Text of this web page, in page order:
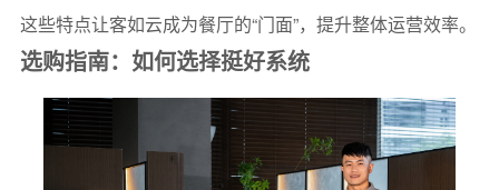
这些特点让客如云成为餐厅的“门面”，提升整体运营效率。
选购指南：如何选择挺好系统